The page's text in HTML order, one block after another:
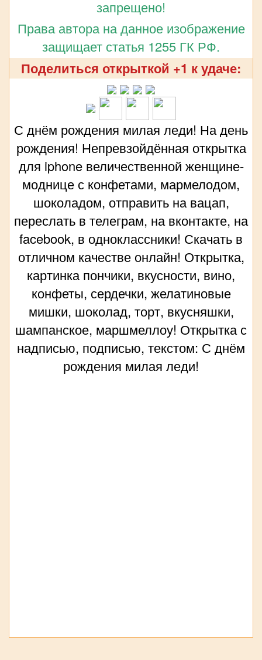
запрещено!
Права автора на данное изображение
защищает статья 1255 ГК РФ.
Поделиться открыткой +1 к удаче:
С днём рождения милая леди! На день
рождения! Непревзойдённая открытка
для iphone величественной женщине-
моднице с конфетами, мармелодом,
шоколадом, отправить на вацап,
переслать в телеграм, на вконтакте, на
facebook, в одноклассники! Скачать в
отличном качестве онлайн! Открытка,
картинка пончики, вкусности, вино,
конфеты, сердечки, желатиновые
мишки, шоколад, торт, вкусняшки,
шампанское, маршмеллоу! Открытка с
надписью, подписью, текстом: С днём
рождения милая леди!